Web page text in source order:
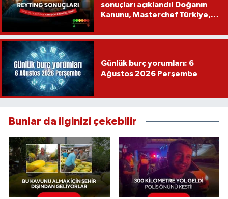
sonuçları açıklandı! Doğanın
Kanunu, Masterchef Türkiye,
Günlük burç yorumları: 6
Ağustos 2026 Perşembe
Bunlar da ilginizi çekebilir